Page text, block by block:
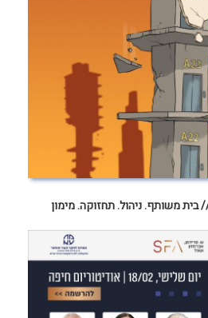
// בית משותף. ניהול. תחזוקה. מימון